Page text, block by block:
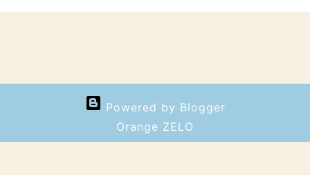
Powered by Blogger
Orange ZELO